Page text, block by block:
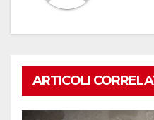
ARTICOLI